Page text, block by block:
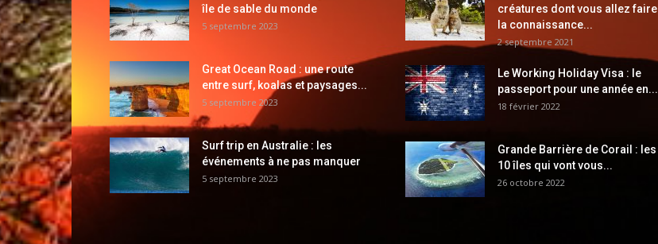
île de sable du monde
5 septembre 2023
Great Ocean Road : une route
entre surf, koalas et paysages...
5 septembre 2023
Surf trip en Australie : les
événements à ne pas manquer
5 septembre 2023
créatures dont vous allez faire
la connaissance...
2 septembre 2021
Le Working Holiday Visa : le
passeport pour une année en...
18 février 2022
Grande Barrière de Corail : les
10 îles qui vont vous...
26 octobre 2022